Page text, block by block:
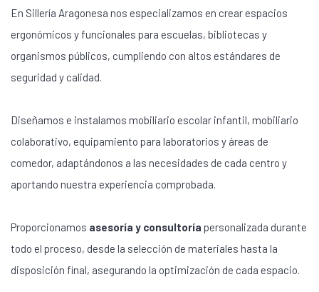
En Sillería Aragonesa nos especializamos en crear espacios
ergonómicos y funcionales para escuelas, bibliotecas y
organismos públicos, cumpliendo con altos estándares de
seguridad y calidad.
Diseñamos e instalamos mobiliario escolar infantil, mobiliario
colaborativo, equipamiento para laboratorios y áreas de
comedor, adaptándonos a las necesidades de cada centro y
aportando nuestra experiencia comprobada.
Proporcionamos asesoría y consultoría personalizada durante
todo el proceso, desde la selección de materiales hasta la
disposición final, asegurando la optimización de cada espacio.